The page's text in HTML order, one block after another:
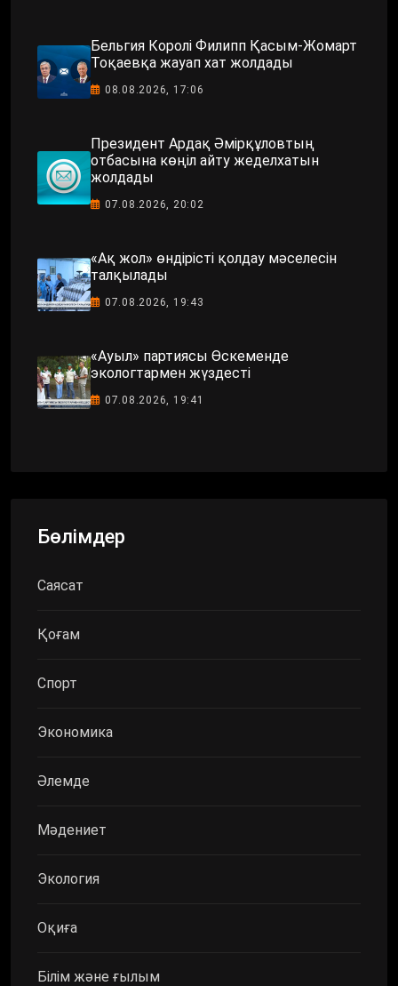
Бельгия Королі Филипп Қасым-Жомарт
Тоқаевқа жауап хат жолдады
08.08.2026, 17:06
Президент Ардақ Әмірқұловтың
отбасына көңіл айту жеделхатын
жолдады
07.08.2026, 20:02
«Ақ жол» өндірісті қолдау мәселесін
талқылады
07.08.2026, 19:43
«Ауыл» партиясы Өскеменде
экологтармен жүздесті
07.08.2026, 19:41
Бөлімдер
Саясат
Қоғам
Спорт
Экономика
Әлемде
Мәдениет
Экология
Оқиға
Білім және ғылым